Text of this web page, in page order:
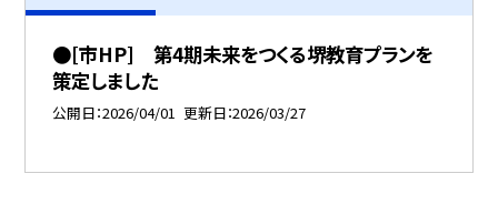
●[市HP] 第4期未来をつくる堺教育プランを
策定しました
公開日 2026/04/01 更新日 2026/03/27